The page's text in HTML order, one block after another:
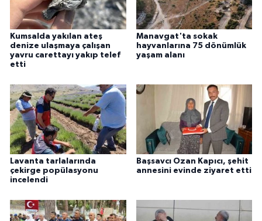
Kumsalda yakılan ateş
denize ulaşmaya çalışan
yavru carettayı yakıp telef
etti
Manavgat'ta sokak
hayvanlarına 75 dönümlük
yaşam alanı
Lavanta tarlalarında
çekirge popülasyonu
incelendi
Başsavcı Ozan Kapıcı, şehit
annesini evinde ziyaret etti